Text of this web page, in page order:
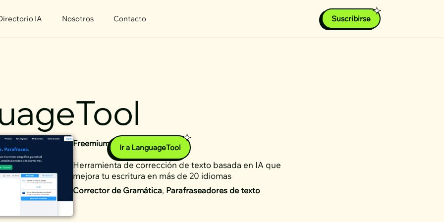
IA Nosotros Contacto Suscribirse
Freemium Ir a LanguageTool
Herramienta de corrección de texto basada en IA que
mejora tu escritura en más de 20 idiomas
Corrector de Gramática, Parafraseadores de texto